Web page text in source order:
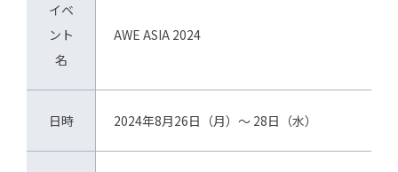
イベ
ント
名
AWE ASIA 2024
日時 2024年8月26日（月）～ 28日（水）